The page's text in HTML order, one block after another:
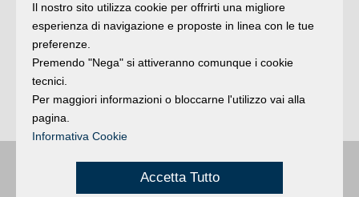
aziende tra dirette e rappresentate, 45 palchi
sempre attivi, 350 mq di vasche – e internazionale
quella riminese con centinaia di operatori, buyers e
presenter provenienti da circa 80 Paesi. E fuori dal
quartiere, saranno tante le iniziative in programma
in città e nell’intero territorio (Ansa).
é una testata registrata presso il Tribunale di Rimini
registrazione n. 2 /28/02/2012| © 2024 buongiornoRimini
Il nostro sito utilizza cookie per offrirti una migliore
esperienza di navigazione e proposte in linea con le tue
preferenze.
Premendo "Nega" si attiveranno comunque i cookie
tecnici.
Per maggiori informazioni o bloccarne l'utilizzo vai alla
pagina.
Informativa Cookie
Accetta Tutto